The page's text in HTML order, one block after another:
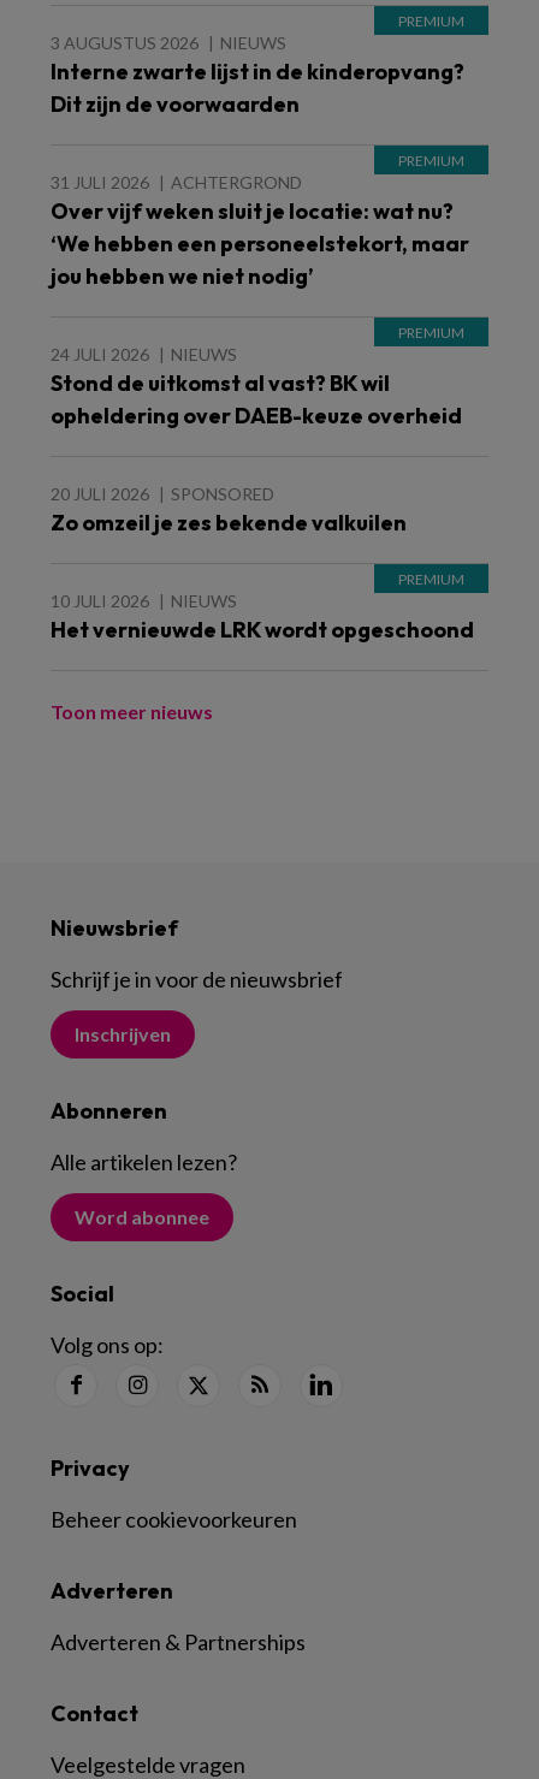
3 AUGUSTUS 2026 NIEUWS
Interne zwarte lijst in de kinderopvang?
Dit zijn de voorwaarden
31 JULI 2026 ACHTERGROND
Over vijf weken sluit je locatie: wat nu?
‘We hebben een personeelstekort, maar
jou hebben we niet nodig’
24 JULI 2026 NIEUWS
Stond de uitkomst al vast? BK wil
opheldering over DAEB-keuze overheid
20 JULI 2026 SPONSORED
Zo omzeil je zes bekende valkuilen
10 JULI 2026 NIEUWS
Het vernieuwde LRK wordt opgeschoond
Toon meer nieuws
Nieuwsbrief
Schrijf je in voor de nieuwsbrief
Inschrijven
Abonneren
Alle artikelen lezen?
Word abonnee
Social
Volg ons op:
Contact
Veelgestelde vragen
Adverteren
Adverteren & Partnerships
Privacy
Beheer cookievoorkeuren